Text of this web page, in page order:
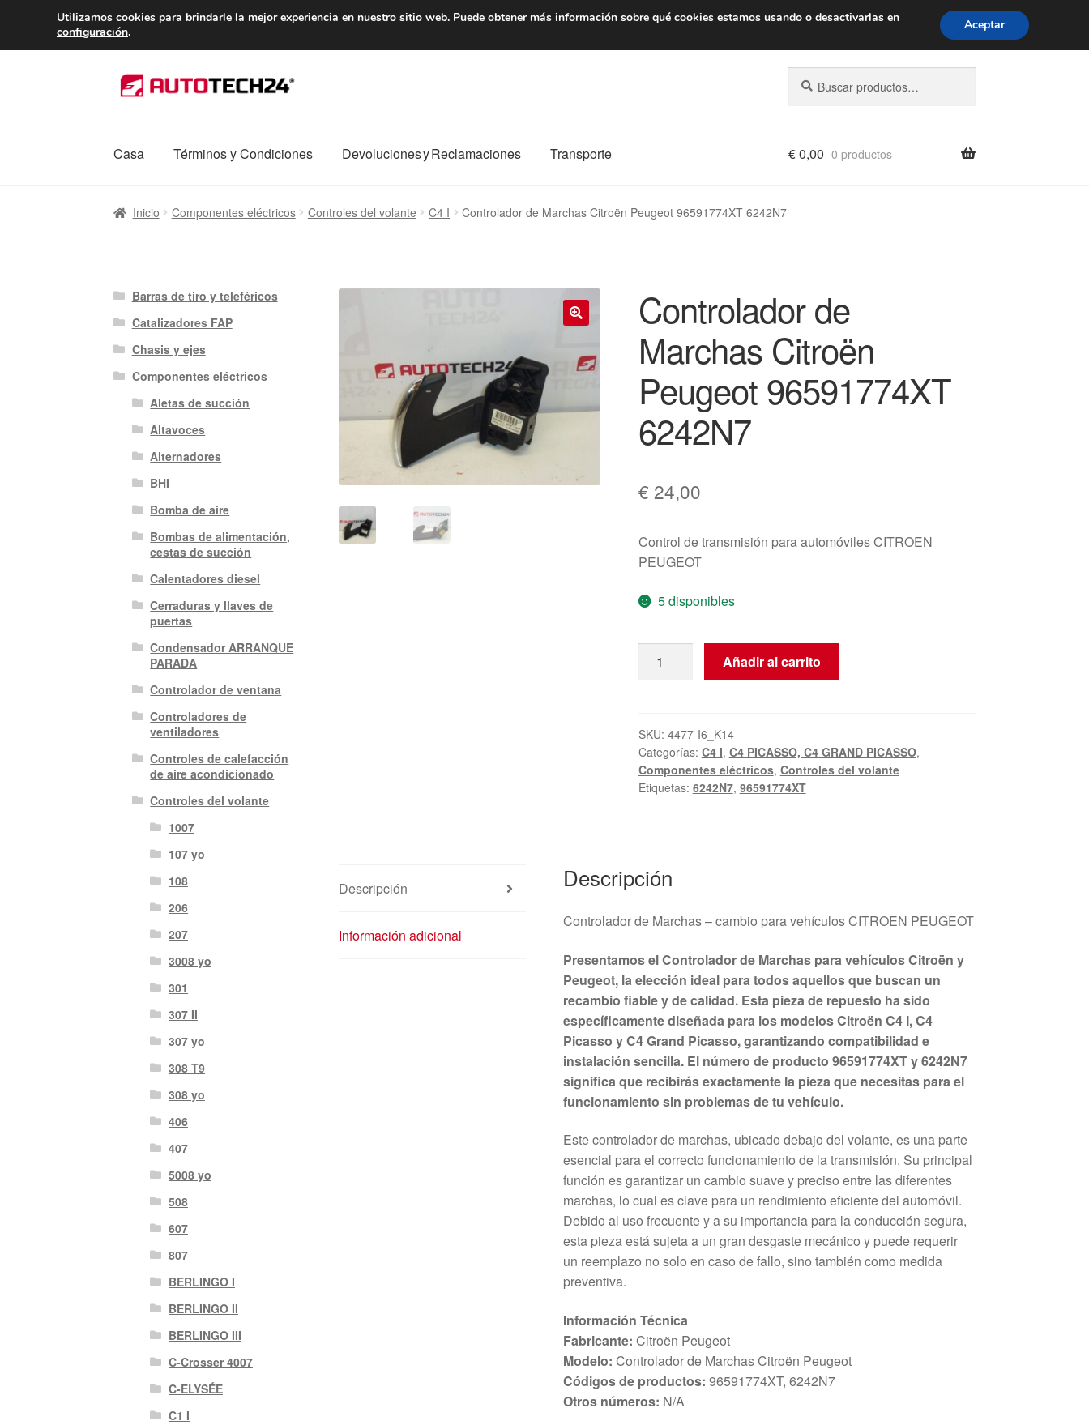
ENTREGA desde 7 EUR De lunes a viernes de 9 a. m. a 4 p. m.900 933 246
Ir
a
Ir
al
por:
Casa Términos y Condiciones Devoluciones y Reclamaciones Transporte
InicioCaja registradora Carro ContactoEnvío al mundo entero Mi cuentaPagosPolítica de privacidad
€0,00 0 productos
Inicio Componentes eléctricos Controles del volante C4 I Controlador de Marchas Citroën Peugeot 96591774XT 6242N7
Controlador de
Marchas Citroën
Peugeot 96591774XT
6242N7
€ 24,00
Control de transmisión para automóviles CITROEN
PEUGEOT
5 disponibles
Peugeot
96591774XT
6242N7
cantidad
Añadir al carrito
SKU: 4477-I6_K14
Categorías: C4 I, C4 PICASSO, C4 GRAND PICASSO,
Componentes eléctricos, Controles del volante
Etiquetas: 6242N7, 96591774XT
Descripción
Información adicional
Descripción
Controlador de Marchas – cambio para vehículos CITROEN PEUGEOT
Presentamos el Controlador de Marchas para vehículos Citroën y
Peugeot, la elección ideal para todos aquellos que buscan un
recambio fiable y de calidad. Esta pieza de repuesto ha sido
específicamente diseñada para los modelos Citroën C4 I, C4
Picasso y C4 Grand Picasso, garantizando compatibilidad e
instalación sencilla. El número de producto 96591774XT y 6242N7
significa que recibirás exactamente la pieza que necesitas para el
funcionamiento sin problemas de tu vehículo.
Este controlador de marchas, ubicado debajo del volante, es una parte
esencial para el correcto funcionamiento de la transmisión. Su principal
función es garantizar un cambio suave y preciso entre las diferentes
marchas, lo cual es clave para un rendimiento eficiente del automóvil.
Debido al uso frecuente y a su importancia para la conducción segura,
esta pieza está sujeta a un gran desgaste mecánico y puede requerir
un reemplazo no solo en caso de fallo, sino también como medida
preventiva.
Información Técnica
Fabricante: Citroën Peugeot
Modelo: Controlador de Marchas Citroën Peugeot
Códigos de productos: 96591774XT, 6242N7
Otros números: N/A
Barras de tiro y teleféricos
Catalizadores FAP
Chasis y ejes
Componentes eléctricos
Aletas de succión
Altavoces
Alternadores
BHI
Bomba de aire
Bombas de alimentación,
cestas de succión
Calentadores diesel
Cerraduras y llaves de
puertas
Condensador ARRANQUE
PARADA
Controlador de ventana
Controladores de
ventiladores
Controles de calefacción
de aire acondicionado
Controles del volante
1007
107 yo
108
206
207
3008 yo
301
307 II
307 yo
308 T9
308 yo
406
407
5008 yo
508
607
807
BERLINGO I
BERLINGO II
BERLINGO III
C-Crosser 4007
C-ELYSÉE
C1 I
Utilizamos cookies para brindarle la mejor experiencia en nuestro sitio web. Puede obtener más información sobre qué cookies estamos usando o desactivarlas en
configuración. Aceptar